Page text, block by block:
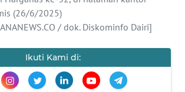
(26/6/2025)
/ dok. Diskominfo Dairi]
Ikuti Kami di: